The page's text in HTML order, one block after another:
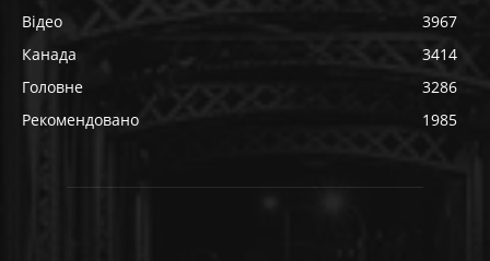
Відео
3967
Канада
3414
Головне
3286
Рекомендовано
1985